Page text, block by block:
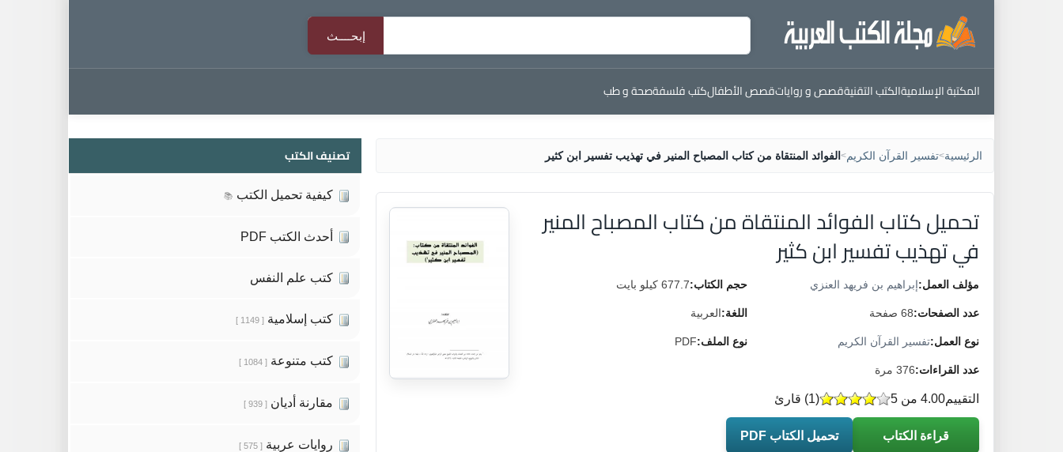
المكتبة الإسلاميةالكتب التقنيةقصص و رواياتقصص الأطفالكتب فلسفةصحة و طب
الرئيسية>تفسير القرآن الكريم> الفوائد المنتقاة من كتاب المصباح المنير في تهذيب تفسير ابن كثير
تحميل كتاب الفوائد المنتقاة من كتاب المصباح المنير
في تهذيب تفسير ابن كثير
مؤلف العمل:إبراهيم بن فريهد العنزي حجم الكتاب:677.7 كيلو بايت
عدد الصفحات:68 صفحة اللغة:العربية
نوع العمل:تفسير القرآن الكريم نوع الملف:PDF
عدد القراءات:376 مرة
التقييم (
1) قارئ 4.00 من 5
قراءة الكتاب تحميل الكتاب PDF
تصنيف الكتب
كيفية تحميل الكتب 📚
أحدث الكتب PDF
كتب علم النفس
كتب إسلامية [ 1149 ]
كتب متنوعة [ 1084 ]
مقارنة أديان [ 939 ]
روايات عربية [ 575 ]